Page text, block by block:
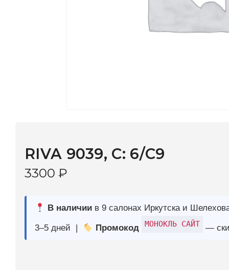
3–5 дней | Промокод